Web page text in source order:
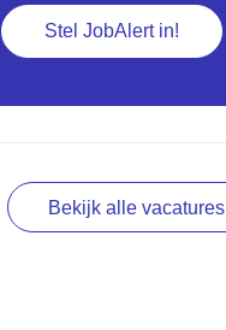
Stel JobAlert in!
Bekijk alle vacatures